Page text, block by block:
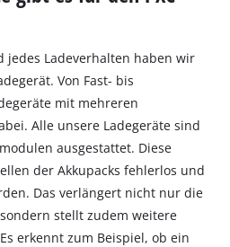
jedes Ladeverhalten haben wir
Von Fast- bis
mit mehreren
Alle unsere Ladegeräte sind
ausgestattet. Diese
der Akkupacks fehlerlos und
Das verlängert nicht nur die
stellt zudem weitere
erkennt zum Beispiel, ob ein